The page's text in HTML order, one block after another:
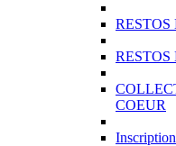
RESTOS
RESTOS
COEUR